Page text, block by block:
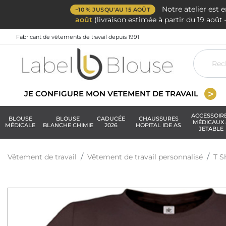
−10 % JUSQU'AU 15 AOÛT
Notre atelier est
août (livraison estimée à partir du 19
Fabricant de vêtements de travail depuis 1991
JE CONFIGURE MON VETEMENT DE TRAVAIL
BLOUSE
MÉDICALE
BLOUSE
BLANCHE CHIMIE
CADUCÉE
2026
CHAUSSURES
HOPITAL IDE AS
MÉDICAUX
JETABLE
Vêtement de travail Vêtement de travail personnalisé T